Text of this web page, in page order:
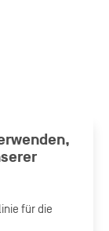
für die